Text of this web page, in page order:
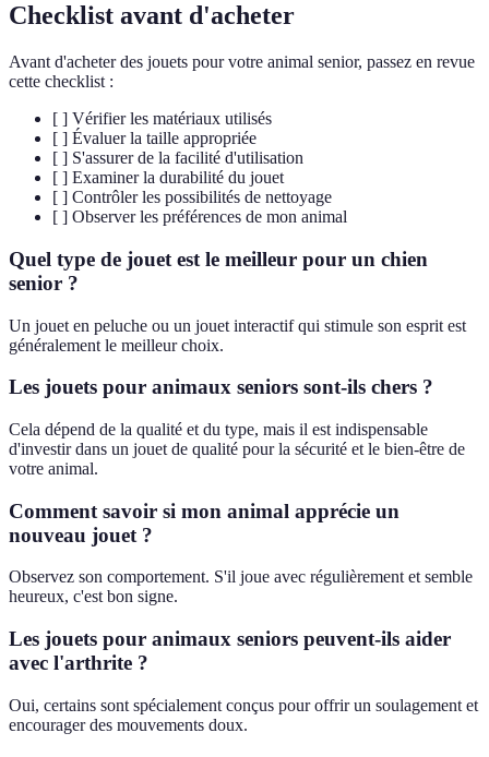
Checklist avant d'acheter
Avant d'acheter des jouets pour votre animal senior, passez en revue
cette checklist :
[ ] Vérifier les matériaux utilisés
[ ] Évaluer la taille appropriée
[ ] S'assurer de la facilité d'utilisation
[ ] Examiner la durabilité du jouet
[ ] Contrôler les possibilités de nettoyage
[ ] Observer les préférences de mon animal
Quel type de jouet est le meilleur pour un chien
senior ?
Un jouet en peluche ou un jouet interactif qui stimule son esprit est
généralement le meilleur choix.
Les jouets pour animaux seniors sont-ils chers ?
Cela dépend de la qualité et du type, mais il est indispensable
d'investir dans un jouet de qualité pour la sécurité et le bien-être de
votre animal.
Comment savoir si mon animal apprécie un
nouveau jouet ?
Observez son comportement. S'il joue avec régulièrement et semble
heureux, c'est bon signe.
Les jouets pour animaux seniors peuvent-ils aider
avec l'arthrite ?
Oui, certains sont spécialement conçus pour offrir un soulagement et
encourager des mouvements doux.